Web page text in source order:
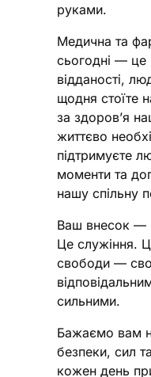
руками.
Медична та
сьогодні — це
відданості,
щодня стоїте
за здоров’я
життєво
підтримуєте
моменти та
нашу спільну
Ваш внесок —
Це служіння.
свободи —
сильними.
Бажаємо вам
безпеки, сил
кожен день